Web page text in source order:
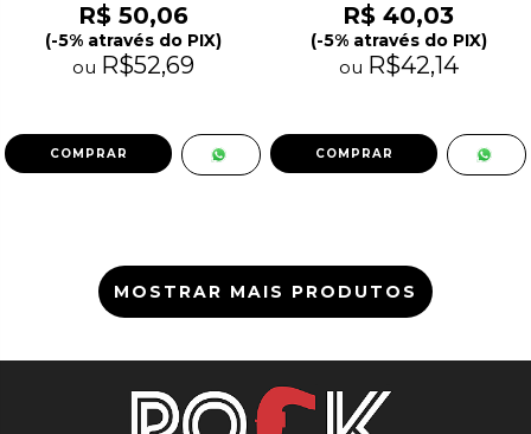
R$ 50,06
(-5% através do PIX)
ou R$52,69
R$ 40,03
(-5% através do PIX)
ou R$42,14
MOSTRAR MAIS PRODUTOS